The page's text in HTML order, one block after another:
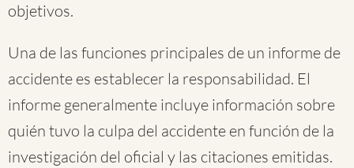
objetivos.
Una de las funciones principales de un informe de
accidente es establecer la responsabilidad. El
informe generalmente incluye información sobre
quién tuvo la culpa del accidente en función de la
investigación del oficial y las citaciones emitidas.